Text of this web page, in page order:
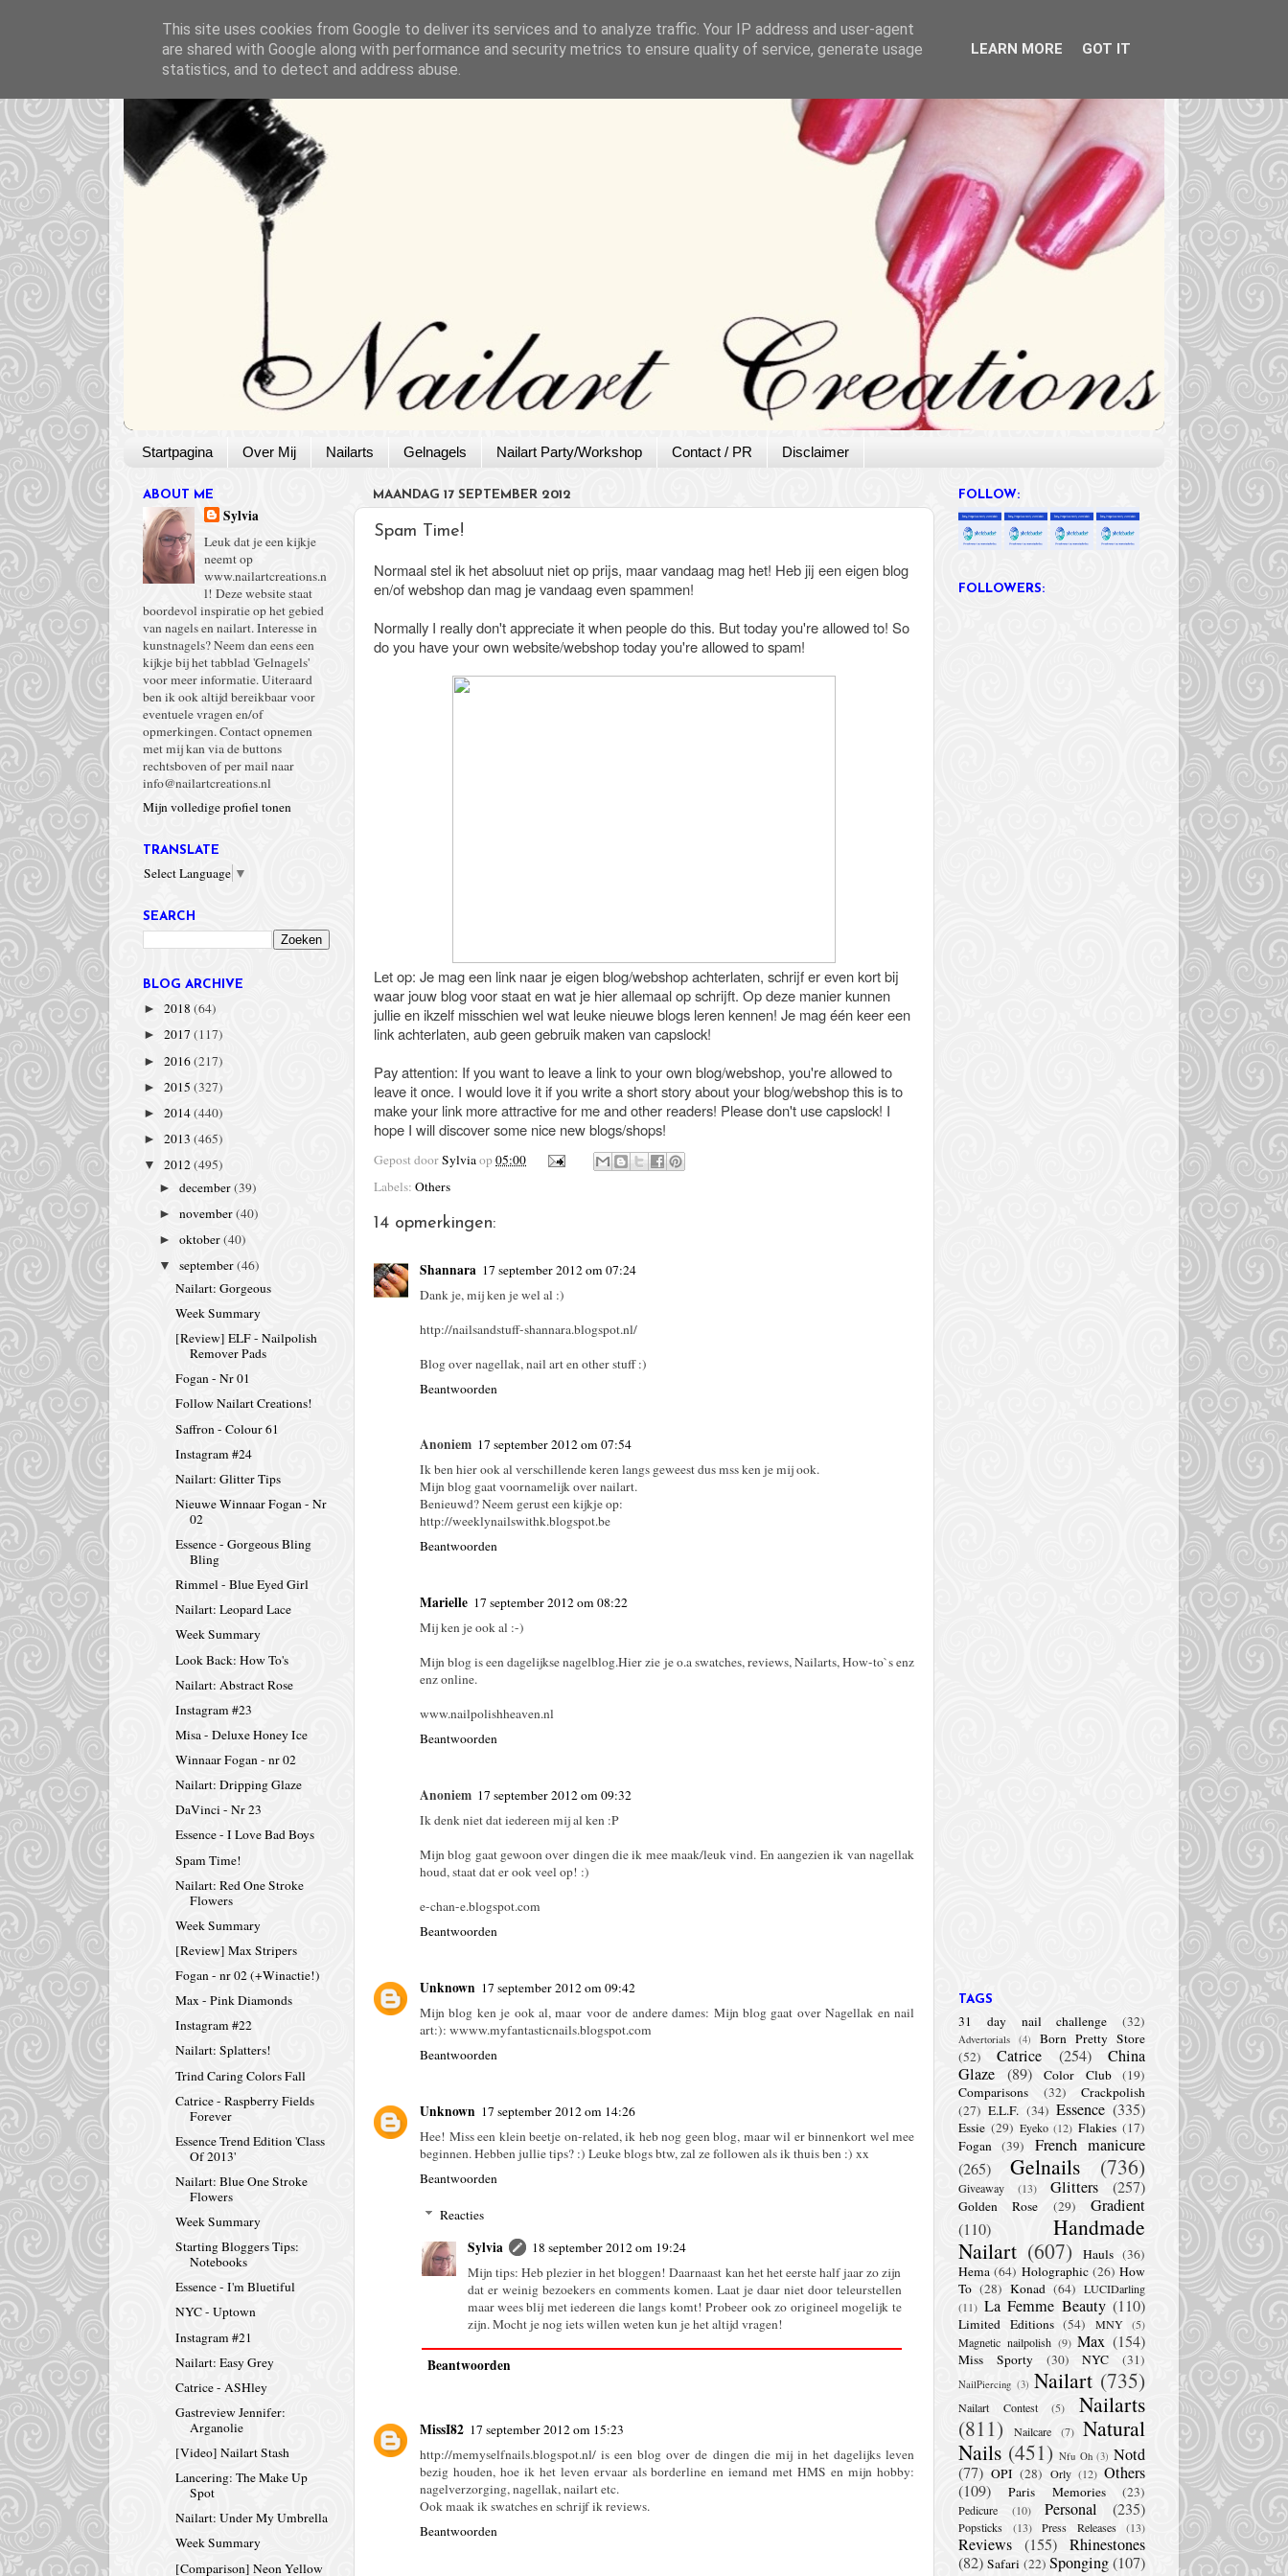
Startpagina Over Mij Nailarts Gelnagels Nailart Party/Workshop Contact / PR Disclaimer
MAANDAG 17 SEPTEMBER 2012
Spam Time!
Normaal stel ik het absoluut niet op prijs, maar vandaag mag het! Heb jij een eigen blog
en/of webshop dan mag je vandaag even spammen!
Normally I really don't appreciate it when people do this. But today you're allowed to! So
do you have your own website/webshop today you're allowed to spam!
Let op: Je mag een link naar je eigen blog/webshop achterlaten, schrijf er even kort bij
waar jouw blog voor staat en wat je hier allemaal op schrijft. Op deze manier kunnen
jullie en ikzelf misschien wel wat leuke nieuwe blogs leren kennen! Je mag één keer een
link achterlaten, aub geen gebruik maken van capslock!
Pay attention: If you want to leave a link to your own blog/webshop, you're allowed to
leave it once. I would love it if you write a short story about your blog/webshop this is to
make your link more attractive for me and other readers! Please don't use capslock! I
hope I will discover some nice new blogs/shops!
Gepost doorSylviaop05:00
Labels: Others
14 opmerkingen:
Shannara 17 september 2012 om 07:24
Dank je, mij ken je wel al :)
http://nailsandstuff-shannara.blogspot.nl/
Blog over nagellak, nail art en other stuff :)
Beantwoorden
Anoniem 17 september 2012 om 07:54
Ik ben hier ook al verschillende keren langs geweest dus mss ken je mij ook.
Mijn blog gaat voornamelijk over nailart.
Benieuwd? Neem gerust een kijkje op:
http://weeklynailswithk.blogspot.be
Beantwoorden
Marielle 17 september 2012 om 08:22
Mij ken je ook al :-)
Mijn blog is een dagelijkse nagelblog.Hier zie je o.a swatches, reviews, Nailarts, How-to`s enz
enz online.
www.nailpolishheaven.nl
Beantwoorden
Anoniem 17 september 2012 om 09:32
Ik denk niet dat iedereen mij al ken :P
Mijn blog gaat gewoon over dingen die ik mee maak/leuk vind. En aangezien ik van nagellak
houd, staat dat er ook veel op! :)
e-chan-e.blogspot.com
Beantwoorden
Unknown 17 september 2012 om 09:42
Mijn blog ken je ook al, maar voor de andere dames: Mijn blog gaat over Nagellak en nail
art:): wwww.myfantasticnails.blogspot.com
Beantwoorden
Unknown 17 september 2012 om 14:26
Hee! Miss een klein beetje on-related, ik heb nog geen blog, maar wil er binnenkort wel mee
beginnen. Hebben jullie tips? :) Leuke blogs btw, zal ze followen als ik thuis ben :) xx
Beantwoorden
Reacties
Sylvia
18 september 2012 om 19:24
Mijn tips: Heb plezier in het bloggen! Daarnaast kan het het eerste half jaar zo zijn
dat er weinig bezoekers en comments komen. Laat je daar niet door teleurstellen
maar wees blij met iedereen die langs komt! Probeer ook zo origineel mogelijk te
zijn. Mocht je nog iets willen weten kun je het altijd vragen!
Beantwoorden
MissI82 17 september 2012 om 15:23
http://memyselfnails.blogspot.nl/ is een blog over de dingen die mij in het dagelijks leven
bezig houden, hoe ik het leven ervaar als borderline en iemand met HMS en mijn hobby:
nagelverzorging, nagellak, nailart etc.
Ook maak ik swatches en schrijf ik reviews.
Beantwoorden
ABOUT ME
Sylvia
Leuk dat je een kijkje
neemt op
www.nailartcreations.n
l! Deze website staat
boordevol inspiratie op het gebied
van nagels en nailart. Interesse in
kunstnagels? Neem dan eens een
kijkje bij het tabblad 'Gelnagels'
voor meer informatie. Uiteraard
ben ik ook altijd bereikbaar voor
eventuele vragen en/of
opmerkingen. Contact opnemen
met mij kan via de buttons
rechtsboven of per mail naar
info@nailartcreations.nl
Mijn volledige profiel tonen
TRANSLATE
Select Language ▼
SEARCH
BLOG ARCHIVE
► 2018 (64)
► 2017 (117)
► 2016(217)
► 2015 (327)
► 2014(440)
► 2013 (465)
▼ 2012(495)
►december(39)
►november(40)
►oktober(40)
▼september(46)
Nailart: Gorgeous
Week Summary
[Review] ELF - Nailpolish
Remover Pads
Fogan - Nr 01
Follow Nailart Creations!
Saffron - Colour 61
Instagram #24
Nailart: Glitter Tips
Nieuwe Winnaar Fogan - Nr
02
Essence - Gorgeous Bling
Bling
Rimmel - Blue Eyed Girl
Nailart: Leopard Lace
Week Summary
Look Back: How To's
Nailart: Abstract Rose
Instagram #23
Misa - Deluxe Honey Ice
Winnaar Fogan - nr 02
Nailart: Dripping Glaze
DaVinci - Nr 23
Essence - I Love Bad Boys
Spam Time!
Nailart: Red One Stroke
Flowers
Week Summary
[Review] Max Stripers
Fogan - nr 02 (+Winactie!)
Max - Pink Diamonds
Instagram #22
Nailart: Splatters!
Trind Caring Colors Fall
Catrice - Raspberry Fields
Forever
Essence Trend Edition 'Class
Of 2013'
Nailart: Blue One Stroke
Flowers
Week Summary
Starting Bloggers Tips:
Notebooks
Essence - I'm Bluetiful
NYC - Uptown
Instagram #21
Nailart: Easy Grey
Catrice - ASHley
Gastreview Jennifer:
Arganolie
[Video] Nailart Stash
Lancering: The Make Up
Spot
Nailart: Under My Umbrella
Week Summary
[Comparison] Neon Yellow
FOLLOW:
FOLLOWERS:
TAGS
31 day nail challenge (32)
Advertorials (4)
Born Pretty Store
(52)
Catrice (254)
China
Glaze (89) Color Club
(19)
Comparisons
(32)
Crackpolish
(27) E.L.F. (34) Essence (335)
Essie (29) Eyeko (12) Flakies (17)
Fogan (39)
French manicure
(265)
Gelnails (736)
Giveaway (13) Glitters (257)
Golden Rose (29)
Gradient
(110)
Handmade
Nailart (607) Hauls (36)
Hema (64) Holographic (26) How
To (28) Konad (64) LUCIDarling
(11) La Femme Beauty (110)
Limited Editions (54) MNY (5)
Magnetic nailpolish (9) Max (154)
Miss Sporty (30) NYC (31)
NailPiercing (3) Nailart (735)
Nailart Contest (5)
Nailarts
(811)
Nailcare (7) Natural
Nails (451) Nfu Oh (3) Notd
(77) OPI (28) Orly (12) Others
(109)
Paris Memories (23)
Pedicure (10) Personal (235)
Popsticks (13) Press Releases (13)
Reviews (155) Rhinestones
(82) Safari (22) Sponging(107)
This site uses cookies from Google to deliver its services and to analyze traffic. Your IP address and user-agent
are shared with Google along with performance and security metrics to ensure quality of service, generate usage
statistics, and to detect and address abuse.
LEARN MORE GOT IT